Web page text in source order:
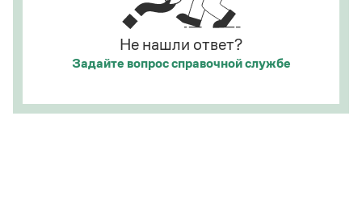
Ага, щас! Ага! Щас!
Не нашли ответ?
Задайте вопроссправочной службе